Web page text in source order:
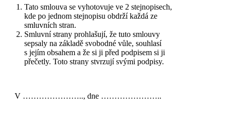
Tato smlouva se vyhotovuje ve 2 stejnopisech,
kde po jednom stejnopisu obdrží každá ze
smluvních stran.
Smluvní strany prohlašují, že tuto smlouvy
sepsaly na základě svobodné vůle, souhlasí
s jejím obsahem a že si ji před podpisem si ji
přečetly. Toto strany stvrzují svými podpisy.
V ………………….., dne …………………..